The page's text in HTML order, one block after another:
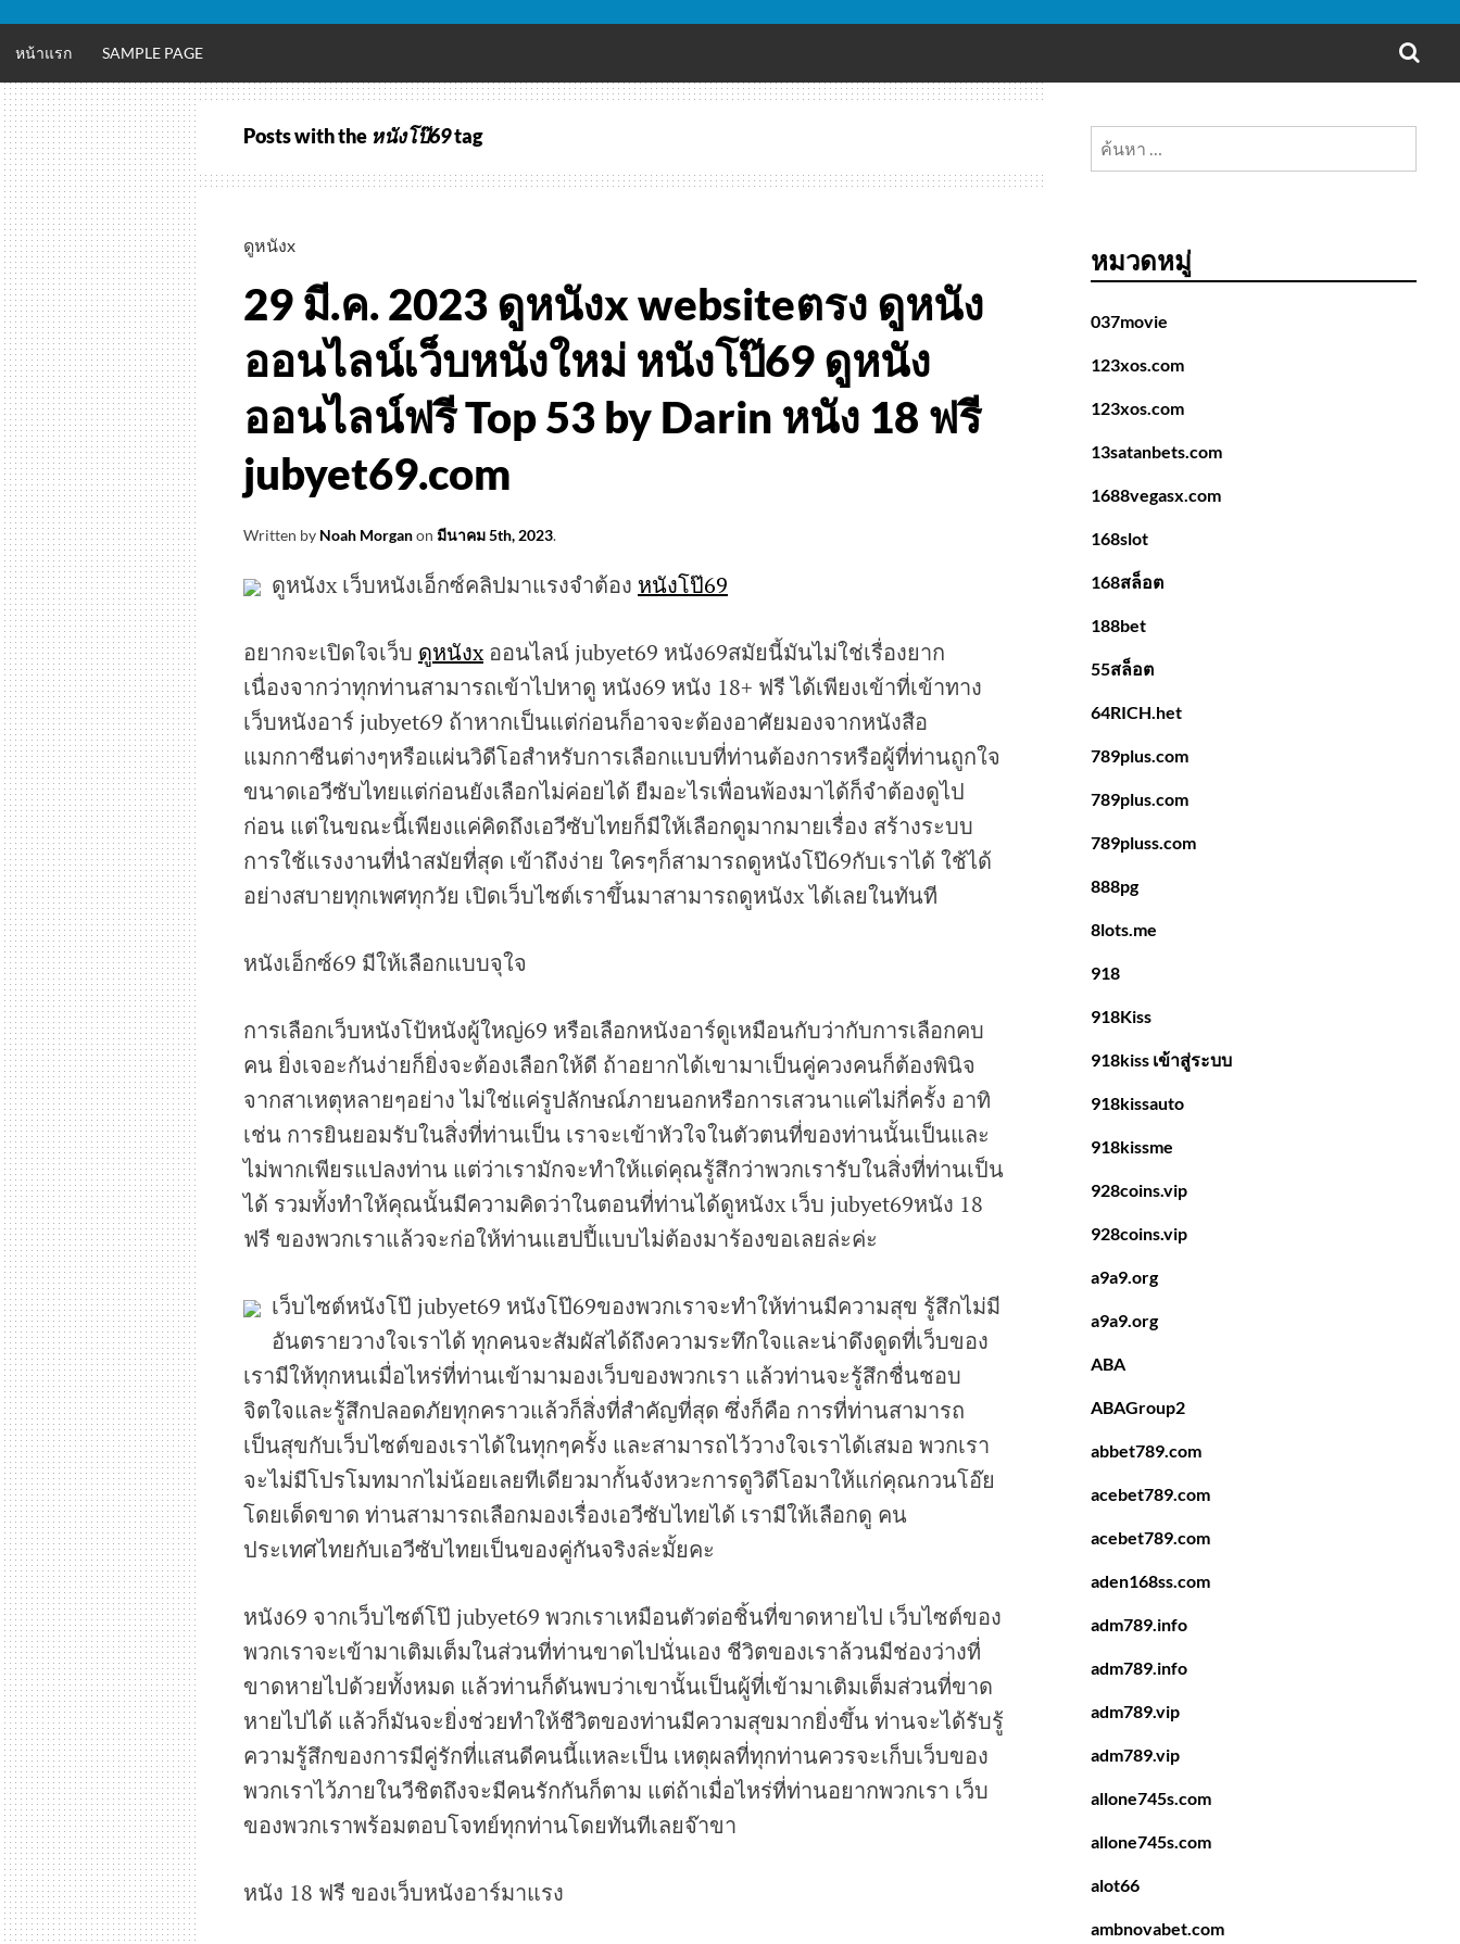
หน้าแรก SAMPLE PAGE
Posts with the หนังโป๊69tag
ดูหนังx
29 มี.ค. 2023 ดูหนังx websiteตรง ดูหนัง
ออนไลน์เว็บหนังใหม่ หนังโป๊69 ดูหนัง
ออนไลน์ฟรี Top 53 by Darin หนัง 18 ฟรี
jubyet69.com
Written by Noah Morganon มีนาคม 5th, 2023.
ดูหนังx เว็บหนังเอ็กซ์คลิปมาแรงจำต้อง หนังโป๊69
อยากจะเปิดใจเว็บ ดูหนังxออนไลน์ jubyet69 หนัง69สมัยนี้มันไม่ใช่เรื่องยาก
เนื่องจากว่าทุกท่านสามารถเข้าไปหาดู หนัง69 หนัง 18+ ฟรี ได้เพียงเข้าที่เข้าทาง
เว็บหนังอาร์ jubyet69 ถ้าหากเป็นแต่ก่อนก็อาจจะต้องอาศัยมองจากหนังสือ
แมกกาซีนต่างๆหรือแผ่นวิดีโอสำหรับการเลือกแบบที่ท่านต้องการหรือผู้ที่ท่านถูกใจ
ขนาดเอวีซับไทยแต่ก่อนยังเลือกไม่ค่อยได้ ยืมอะไรเพื่อนพ้องมาได้ก็จำต้องดูไป
ก่อน แต่ในขณะนี้เพียงแค่คิดถึงเอวีซับไทยก็มีให้เลือกดูมากมายเรื่อง สร้างระบบ
การใช้แรงงานที่นำสมัยที่สุด เข้าถึงง่าย ใครๆก็สามารถดูหนังโป๊69กับเราได้ ใช้ได้
อย่างสบายทุกเพศทุกวัย เปิดเว็บไซต์เราขึ้นมาสามารถดูหนังx ได้เลยในทันที
หนังเอ็กซ์69 มีให้เลือกแบบจุใจ
การเลือกเว็บหนังโป้หนังผู้ใหญ่69 หรือเลือกหนังอาร์ดูเหมือนกับว่ากับการเลือกคบ
คน ยิ่งเจอะกันง่ายก็ยิ่งจะต้องเลือกให้ดี ถ้าอยากได้เขามาเป็นคู่ควงคนก็ต้องพินิจ
จากสาเหตุหลายๆอย่าง ไม่ใช่แค่รูปลักษณ์ภายนอกหรือการเสวนาแค่ไม่กี่ครั้ง อาทิ
เช่น การยินยอมรับในสิ่งที่ท่านเป็น เราจะเข้าหัวใจในตัวตนที่ของท่านนั้นเป็นและ
ไม่พากเพียรแปลงท่าน แต่ว่าเรามักจะทำให้แด่คุณรู้สึกว่าพวกเรารับในสิ่งที่ท่านเป็น
ได้ รวมทั้งทำให้คุณนั้นมีความคิดว่าในตอนที่ท่านได้ดูหนังx เว็บ jubyet69หนัง 18
ฟรี ของพวกเราแล้วจะก่อให้ท่านแฮปปี้แบบไม่ต้องมาร้องขอเลยล่ะค่ะ
เว็บไซต์หนังโป๊ jubyet69 หนังโป๊69ของพวกเราจะทำให้ท่านมีความสุข รู้สึกไม่มี
อันตรายวางใจเราได้ ทุกคนจะสัมผัสได้ถึงความระทึกใจและน่าดึงดูดที่เว็บของ
เรามีให้ทุกหนเมื่อไหร่ที่ท่านเข้ามามองเว็บของพวกเรา แล้วท่านจะรู้สึกชื่นชอบ
จิตใจและรู้สึกปลอดภัยทุกคราวแล้วก็สิ่งที่สำคัญที่สุด ซึ่งก็คือ การที่ท่านสามารถ
เป็นสุขกับเว็บไซต์ของเราได้ในทุกๆครั้ง และสามารถไว้วางใจเราได้เสมอ พวกเรา
จะไม่มีโปรโมทมากไม่น้อยเลยทีเดียวมากั้นจังหวะการดูวิดีโอมาให้แก่คุณกวนโอ๊ย
โดยเด็ดขาด ท่านสามารถเลือกมองเรื่องเอวีซับไทยได้ เรามีให้เลือกดู คน
ประเทศไทยกับเอวีซับไทยเป็นของคู่กันจริงล่ะมั้ยคะ
หนัง69 จากเว็บไซต์โป๊ jubyet69 พวกเราเหมือนตัวต่อชิ้นที่ขาดหายไป เว็บไซต์ของ
พวกเราจะเข้ามาเติมเต็มในส่วนที่ท่านขาดไปนั่นเอง ชีวิตของเราล้วนมีช่องว่างที่
ขาดหายไปด้วยทั้งหมด แล้วท่านก็ดันพบว่าเขานั้นเป็นผู้ที่เข้ามาเติมเต็มส่วนที่ขาด
หายไปได้ แล้วก็มันจะยิ่งช่วยทำให้ชีวิตของท่านมีความสุขมากยิ่งขึ้น ท่านจะได้รับรู้
ความรู้สึกของการมีคู่รักที่แสนดีคนนี้แหละเป็น เหตุผลที่ทุกท่านควรจะเก็บเว็บของ
พวกเราไว้ภายในวีชิตถึงจะมีคนรักกันก็ตาม แต่ถ้าเมื่อไหร่ที่ท่านอยากพวกเรา เว็บ
ของพวกเราพร้อมตอบโจทย์ทุกท่านโดยทันทีเลยจ๊าขา
หนัง 18 ฟรี ของเว็บหนังอาร์มาแรง
ค้นหา
หมวดหมู่
037movie
123xos.com
123xos.com
13satanbets.com
1688vegasx.com
168slot
168สล็อต
188bet
55สล็อต
64RICH.het
789plus.com
789plus.com
789pluss.com
888pg
8lots.me
918
918Kiss
918kiss เข้าสู่ระบบ
918kissauto
918kissme
928coins.vip
928coins.vip
a9a9.org
a9a9.org
ABA
ABAGroup2
abbet789.com
acebet789.com
acebet789.com
aden168ss.com
adm789.info
adm789.info
adm789.vip
adm789.vip
allone745s.com
allone745s.com
alot66
ambnovabet.com